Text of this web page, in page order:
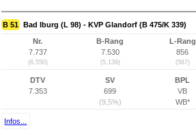
B 51 Bad Iburg (L 98) - KVP Glandorf (B 475/K 339)
Nr.
7.737
(6.550)
B-Rang
7.530
(5.139)
L-Rang
856
(587)
DTV
7.353
SV
699
(9,5%)
BPL
VB
WB*
Infos...